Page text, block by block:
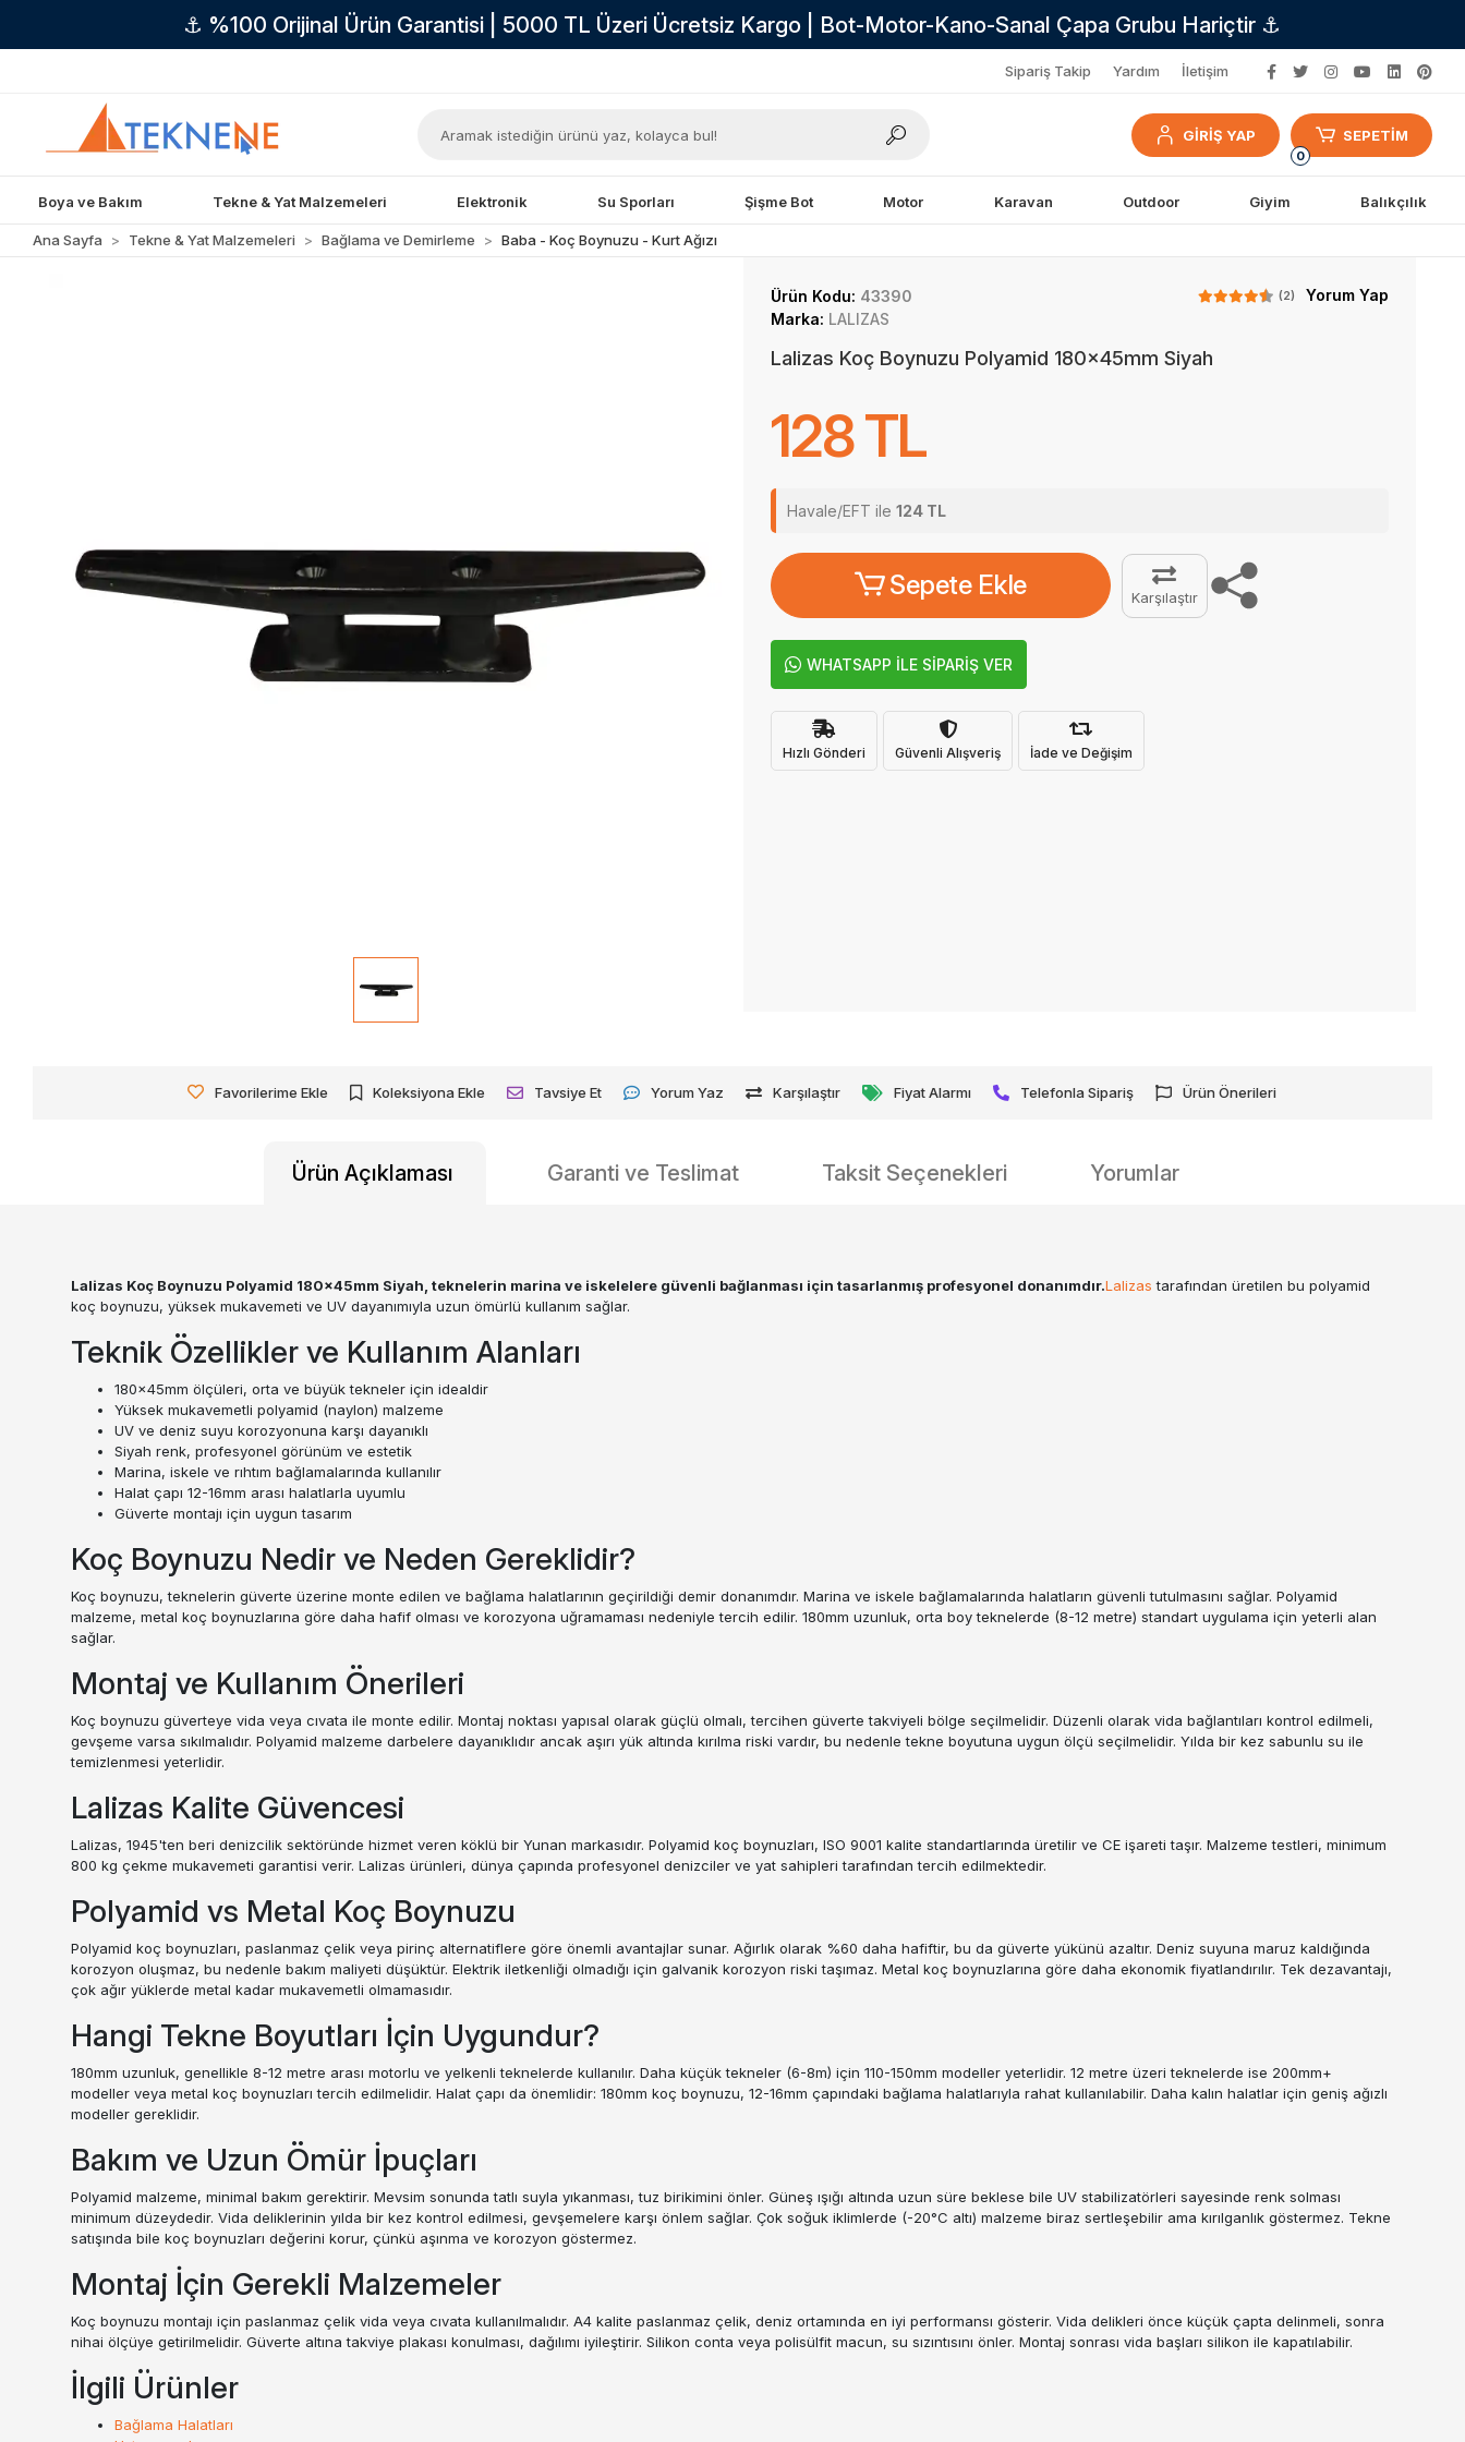
⚓ %100 Orijinal Ürün Garantisi | 5000 TL Üzeri Ücretsiz Kargo | Bot-Motor-Kano-Sanal Çapa Grubu Hariçtir ⚓
Sipariş Takip Yardım İletişim
GİRİŞ YAP
0
SEPETİM
Boya ve Bakım Tekne & Yat Malzemeleri Elektronik Su Sporları Şişme Bot Motor Karavan Outdoor Giyim Balıkçılık
Ana Sayfa Tekne & Yat Malzemeleri Bağlama ve Demirleme Baba - Koç Boynuzu - Kurt Ağızı
Ürün Kodu: 43390 (2)
Yorum Yap
Marka: LALIZAS
Lalizas Koç Boynuzu Polyamid 180x45mm Siyah
128 TL
Havale/EFT ile 124 TL
Sepete Ekle Karşılaştır
WHATSAPP İLE SİPARİŞ VER
Hızlı Gönderi Güvenli Alışveriş İade ve Değişim
Favorilerime Ekle Koleksiyona Ekle Tavsiye Et Yorum Yaz Karşılaştır Fiyat Alarmı Telefonla Sipariş Ürün Önerileri
Ürün Açıklaması Garanti ve Teslimat Taksit Seçenekleri Yorumlar
Lalizas Koç Boynuzu Polyamid 180x45mm Siyah, teknelerin marina ve iskelelere güvenli bağlanması için tasarlanmış profesyonel donanımdır.Lalizas tarafından üretilen bu polyamid
koç boynuzu, yüksek mukavemeti ve UV dayanımıyla uzun ömürlü kullanım sağlar.
Teknik Özellikler ve Kullanım Alanları
180x45mm ölçüleri, orta ve büyük tekneler için idealdir
Yüksek mukavemetli polyamid (naylon) malzeme
UV ve deniz suyu korozyonuna karşı dayanıklı
Siyah renk, profesyonel görünüm ve estetik
Marina, iskele ve rıhtım bağlamalarında kullanılır
Halat çapı 12-16mm arası halatlarla uyumlu
Güverte montajı için uygun tasarım
Koç Boynuzu Nedir ve Neden Gereklidir?
Koç boynuzu, teknelerin güverte üzerine monte edilen ve bağlama halatlarının geçirildiği demir donanımdır. Marina ve iskele bağlamalarında halatların güvenli tutulmasını sağlar. Polyamid
malzeme, metal koç boynuzlarına göre daha hafif olması ve korozyona uğramaması nedeniyle tercih edilir. 180mm uzunluk, orta boy teknelerde (8-12 metre) standart uygulama için yeterli alan
sağlar.
Montaj ve Kullanım Önerileri
Koç boynuzu güverteye vida veya cıvata ile monte edilir. Montaj noktası yapısal olarak güçlü olmalı, tercihen güverte takviyeli bölge seçilmelidir. Düzenli olarak vida bağlantıları kontrol edilmeli,
gevşeme varsa sıkılmalıdır. Polyamid malzeme darbelere dayanıklıdır ancak aşırı yük altında kırılma riski vardır, bu nedenle tekne boyutuna uygun ölçü seçilmelidir. Yılda bir kez sabunlu su ile
temizlenmesi yeterlidir.
Lalizas Kalite Güvencesi
Lalizas, 1945'ten beri denizcilik sektöründe hizmet veren köklü bir Yunan markasıdır. Polyamid koç boynuzları, ISO 9001 kalite standartlarında üretilir ve CE işareti taşır. Malzeme testleri, minimum
800 kg çekme mukavemeti garantisi verir. Lalizas ürünleri, dünya çapında profesyonel denizciler ve yat sahipleri tarafından tercih edilmektedir.
Polyamid vs Metal Koç Boynuzu
Polyamid koç boynuzları, paslanmaz çelik veya pirinç alternatiflere göre önemli avantajlar sunar. Ağırlık olarak %60 daha hafiftir, bu da güverte yükünü azaltır. Deniz suyuna maruz kaldığında
korozyon oluşmaz, bu nedenle bakım maliyeti düşüktür. Elektrik iletkenliği olmadığı için galvanik korozyon riski taşımaz. Metal koç boynuzlarına göre daha ekonomik fiyatlandırılır. Tek dezavantajı,
çok ağır yüklerde metal kadar mukavemetli olmamasıdır.
Hangi Tekne Boyutları İçin Uygundur?
180mm uzunluk, genellikle 8-12 metre arası motorlu ve yelkenli teknelerde kullanılır. Daha küçük tekneler (6-8m) için 110-150mm modeller yeterlidir. 12 metre üzeri teknelerde ise 200mm+
modeller veya metal koç boynuzları tercih edilmelidir. Halat çapı da önemlidir: 180mm koç boynuzu, 12-16mm çapındaki bağlama halatlarıyla rahat kullanılabilir. Daha kalın halatlar için geniş ağızlı
modeller gereklidir.
Bakım ve Uzun Ömür İpuçları
Polyamid malzeme, minimal bakım gerektirir. Mevsim sonunda tatlı suyla yıkanması, tuz birikimini önler. Güneş ışığı altında uzun süre beklese bile UV stabilizatörleri sayesinde renk solması
minimum düzeydedir. Vida deliklerinin yılda bir kez kontrol edilmesi, gevşemelere karşı önlem sağlar. Çok soğuk iklimlerde (-20°C altı) malzeme biraz sertleşebilir ama kırılganlık göstermez. Tekne
satışında bile koç boynuzları değerini korur, çünkü aşınma ve korozyon göstermez.
Montaj İçin Gerekli Malzemeler
Koç boynuzu montajı için paslanmaz çelik vida veya cıvata kullanılmalıdır. A4 kalite paslanmaz çelik, deniz ortamında en iyi performansı gösterir. Vida delikleri önce küçük çapta delinmeli, sonra
nihai ölçüye getirilmelidir. Güverte altına takviye plakası konulması, dağılımı iyileştirir. Silikon conta veya polisülfit macun, su sızıntısını önler. Montaj sonrası vida başları silikon ile kapatılabilir.
İlgili Ürünler
Bağlama Halatları